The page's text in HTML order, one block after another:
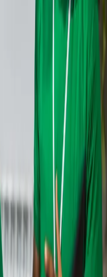
um caminho para o
a criação de empregos
por novas
que colocam o ser humano e o
impulsionam as economias
de maneira bem-sucedida,
preservação do planeta. Vamos
artes, design, mídia e
valor a partir da criatividade e
se encaixa na definição
Comunicação (TIC)
de tecnologias, o conceito se
tecnológicos que
de informações, bem como
de softwares,
de conectividade e